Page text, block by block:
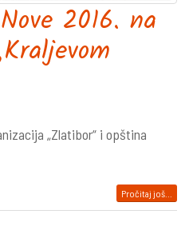
2016. na
„Zlatibor“ i opština
Pročitaj još...